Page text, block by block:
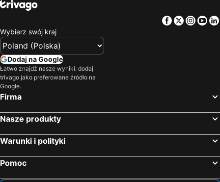
Hotele — Grecja
Hotele — Dolnośląskie
Hotele — Albania
Hotele — warmińsko-mazurskie
Hotele — Balaton
Hotele — Teneryfa
Facebook
Twitter
Wybierz swój kraj
Dodaj na Google
Łatwo znajdź nasze wyniki: dodaj
trivago jako preferowane źródło na
Google.
Firma
Nasze produkty
Warunki i polityki
Pomoc